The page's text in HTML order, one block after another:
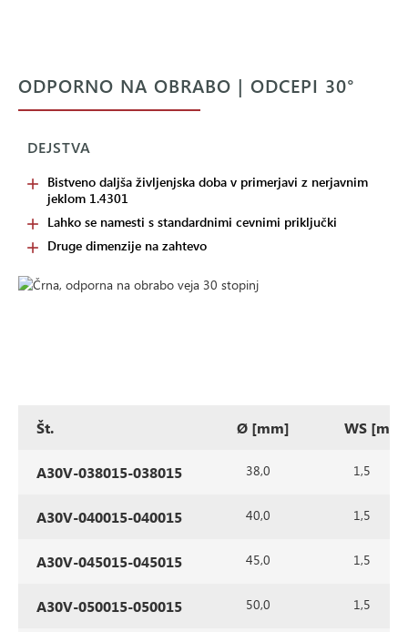
ODPORNO NA OBRABO | ODCEPI 30°
DEJSTVA
Bistveno daljša življenjska doba v primerjavi z nerjavnim
jeklom 1.4301
Lahko se namesti s standardnimi cevnimi priključki
Druge dimenzije na zahtevo
Št. Ø [mm] WS [mm]
A30V-038015-038015 38,0 1,5
A30V-040015-040015 40,0 1,5
A30V-045015-045015 45,0 1,5
A30V-050015-050015 50,0 1,5